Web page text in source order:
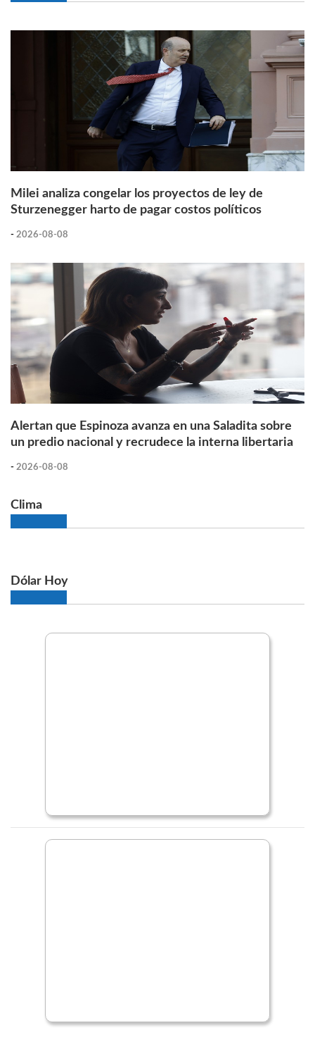
Milei analiza congelar los proyectos de ley de
Sturzenegger harto de pagar costos políticos
- 2026-08-08
Alertan que Espinoza avanza en una Saladita sobre
un predio nacional y recrudece la interna libertaria
- 2026-08-08
Clima
Dólar Hoy